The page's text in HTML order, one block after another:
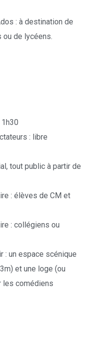
: à destination de
ou de lycéens.
: libre
tout public à partir de
: élèves de CM et
: collégiens ou
: un espace scénique
et une loge (ou
les comédiens